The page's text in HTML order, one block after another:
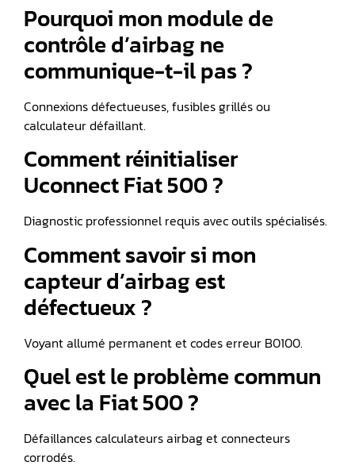
Pourquoi mon module de
contrôle d’airbag ne
communique-t-il pas ?
Connexions défectueuses, fusibles grillés ou
calculateur défaillant.
Comment réinitialiser
Uconnect Fiat 500 ?
Diagnostic professionnel requis avec outils spécialisés.
Comment savoir si mon
capteur d’airbag est
défectueux ?
Voyant allumé permanent et codes erreur B0100.
Quel est le problème commun
avec la Fiat 500 ?
Défaillances calculateurs airbag et connecteurs
corrodés.